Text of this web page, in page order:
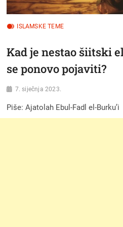
ISLAMSKE TEME
Kad je nestao šiitski
se ponovo pojaviti?
7. siječnja 2023.
Piše: Ajatolah Ebul-Fadl el-Burku’i